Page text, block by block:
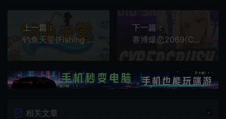
上一篇：
钓鱼天堂(Fishing Paradiso)简中|PC|RPG|南国悠闲度假钓鱼角色扮演游戏
下一篇：
赛博爆恋2069(Cyber Crush 2069)简中|PC|AVG|三消益智视觉小说游戏
相关文章